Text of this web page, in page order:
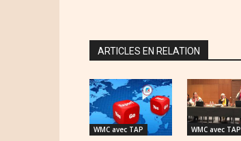
ARTICLES EN RELATION
WMC avec TAP WMC avec TAP